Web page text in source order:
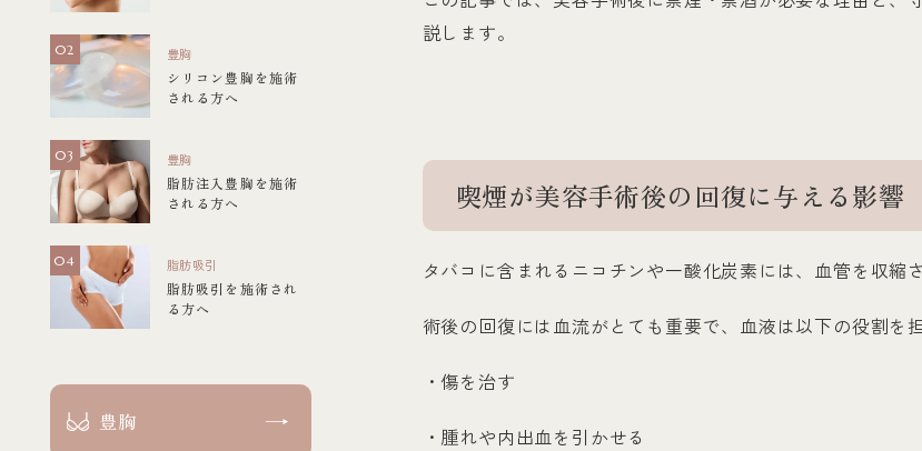
説します。
喫煙が美容手術後の回復に与える影響
タバコに含まれるニコチンや一酸化炭素には、血管を収縮
術後の回復には血流がとても重要で、血液は以下の役割を
・傷を治す
・腫れや内出血を引かせる
豊胸
シリコン豊胸を施術
される方へ
豊胸
脂肪注入豊胸を施術
される方へ
脂肪吸引
脂肪吸引を施術され
る方へ
豊胸